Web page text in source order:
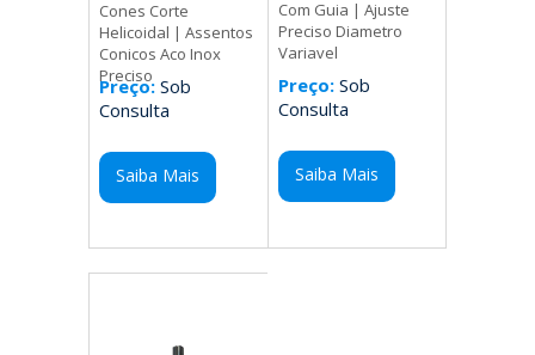
Cones Corte
Helicoidal | Assentos
Conicos Aco Inox
Preciso
Preço: Sob
Consulta
Saiba Mais
Com Guia | Ajuste
Preciso Diametro
Variavel
Preço:Sob
Consulta
Saiba Mais